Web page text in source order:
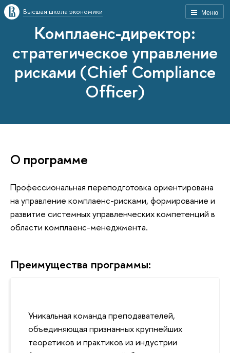
Меню
Высшая школа экономики
Комплаенс-директор:
стратегическое управление
рисками (Chief Compliance
Officer)
О программе
Профессиональная переподготовка ориентирована
на управление комплаенс-рисками, формирование и
развитие системных управленческих компетенций в
области комплаенс-менеджмента.
Преимущества программы:
Уникальная команда преподавателей,
объединяющая признанных крупнейших
теоретиков и практиков из индустрии